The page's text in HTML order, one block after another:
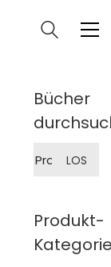
Bücher
nach:
LOS
Produkt-